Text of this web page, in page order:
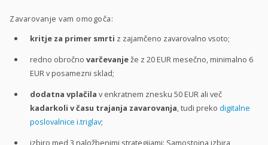
Zavarovanje vam omogoča:
kritje za primer smrti z zajamčeno zavarovalno vsoto;
redno obročno varčevanježe z 20 EUR mesečno, minimalno 6
EUR v posamezni sklad;
dodatna vplačila v enkratnem znesku 50 EUR ali več
kadarkoli v času trajanja zavarovanja, tudi preko digitalne
poslovalnice i.triglav;
izbiro med 3 naložbenimi strategijami: Samostojna izbira